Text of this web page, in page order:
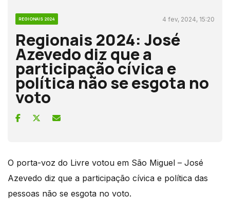
REGIONAIS 2024 4 fev, 2024, 15:20
Regionais 2024: José
Azevedo diz que a
participação cívica e
política não se esgota no
voto
O porta-voz do Livre votou em São Miguel – José
Azevedo diz que a participação cívica e política das
pessoas não se esgota no voto.